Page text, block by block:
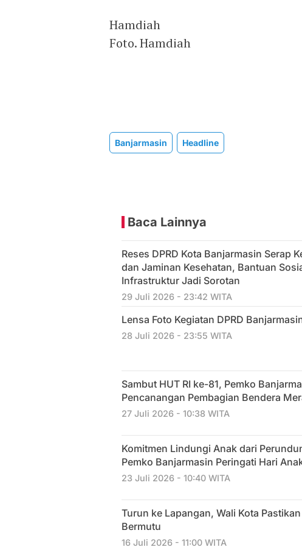
Hamdiah
Foto. Hamdiah
Banjarmasin Headline
Baca Lainnya
Reses DPRD Kota Banjarmasin Serap
dan Jaminan Kesehatan, Bantuan
Infrastruktur Jadi Sorotan
29 Juli 2026 - 23:42 WITA
Lensa Foto Kegiatan DPRD
28 Juli 2026 - 23:55 WITA
Sambut HUT RI ke-81, Pemko
Pencanangan Pembagian Bendera
27 Juli 2026 - 10:38 WITA
Komitmen Lindungi Anak dari
Pemko Banjarmasin Peringati Hari
23 Juli 2026 - 10:40 WITA
Turun ke Lapangan, Wali Kota
Bermutu
16 Juli 2026 - 11:00 WITA